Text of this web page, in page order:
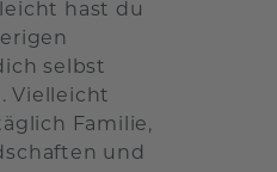
hast du
selbst
Vielleicht
Familie,
und